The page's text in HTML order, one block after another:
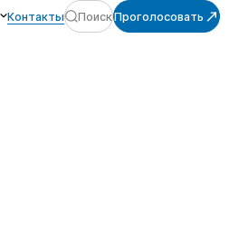
Контакты ПоискПроголосовать